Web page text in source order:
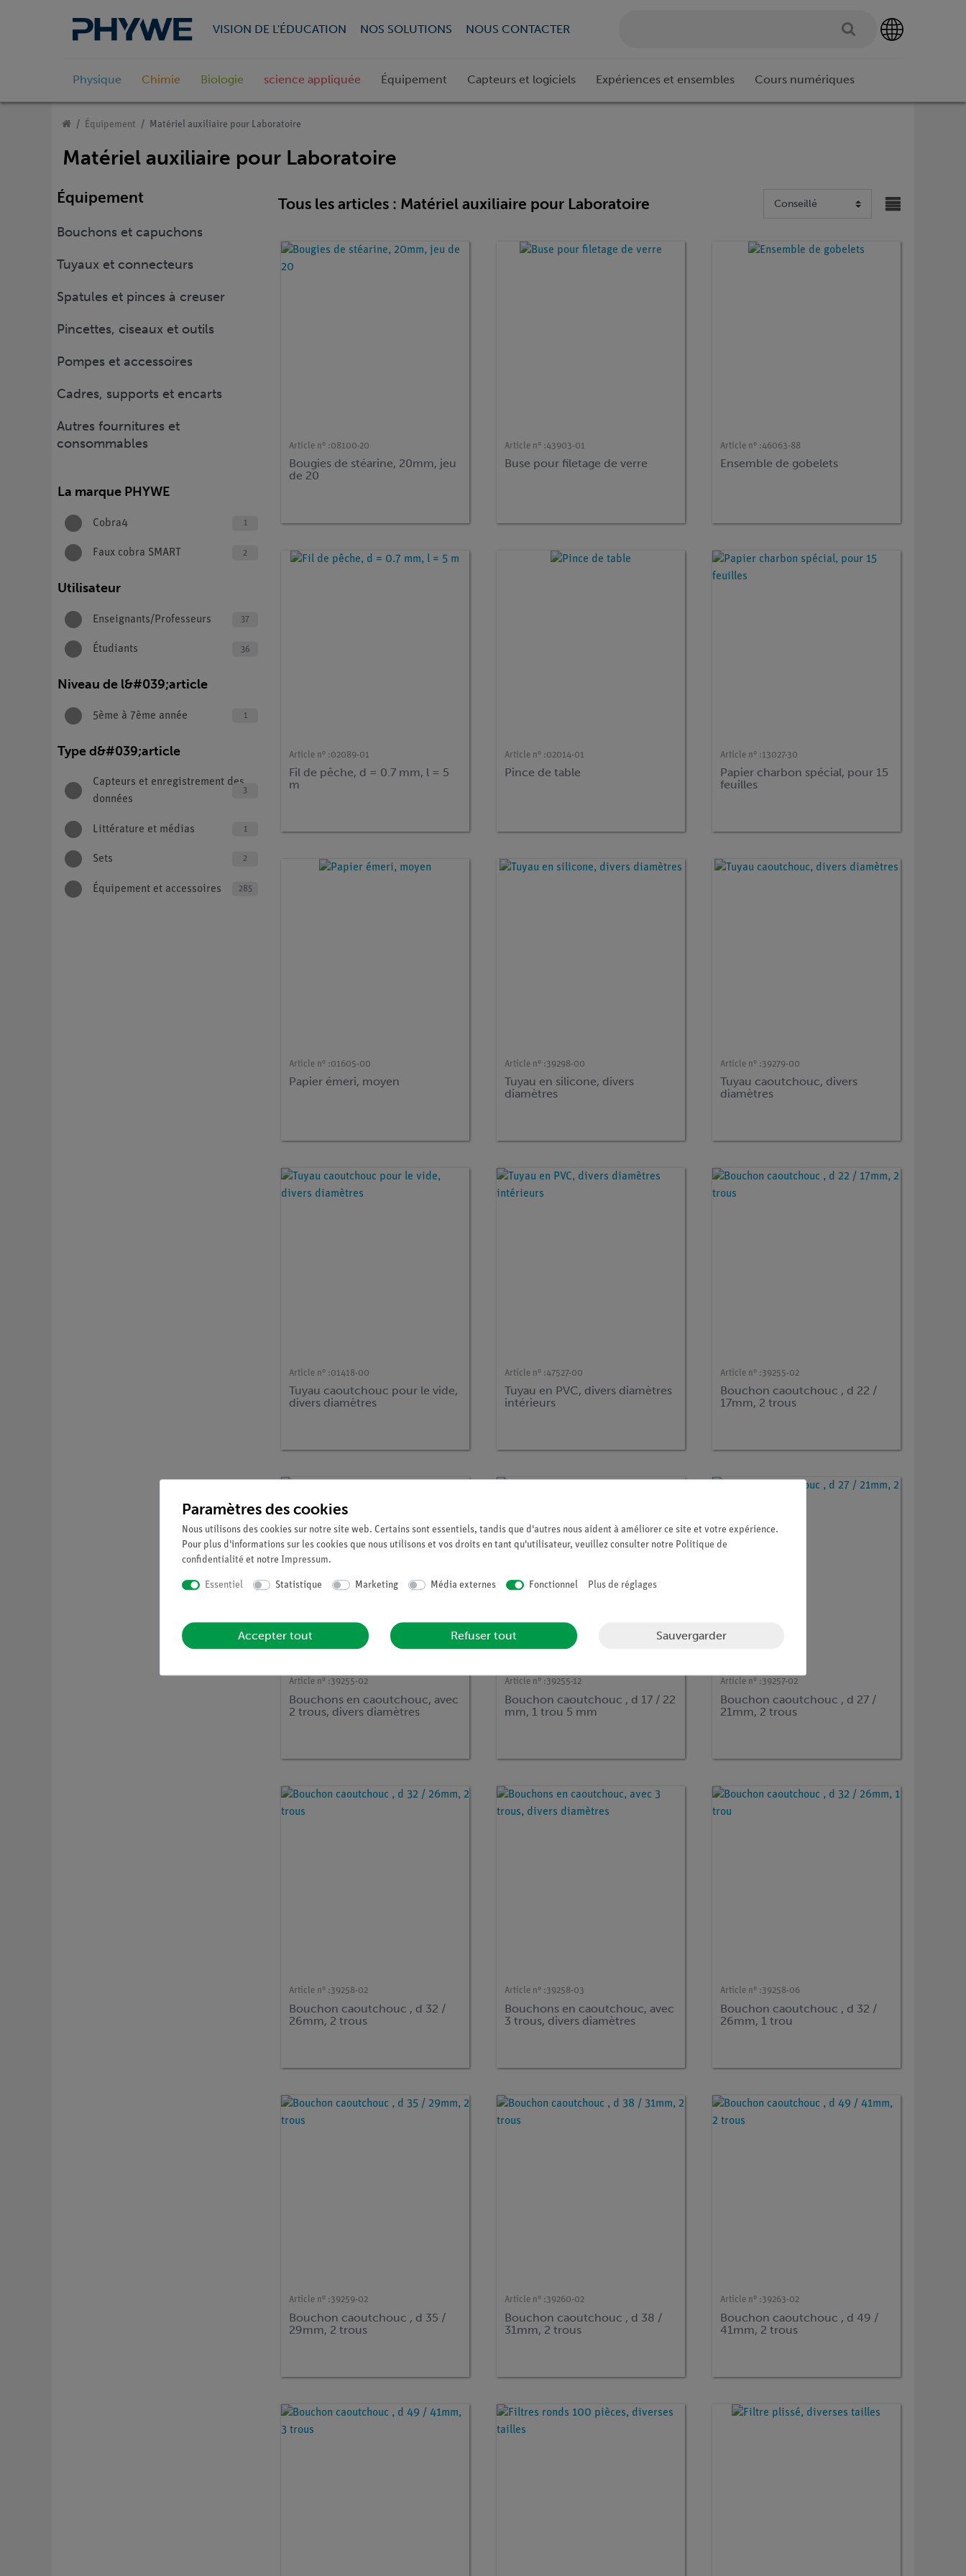
VISION DE L'ÉDUCATION NOS SOLUTIONS NOUS CONTACTER
Physique Chimie Biologie science appliquée Équipement Capteurs et logiciels Expériences et ensembles Cours numériques
Équipement Matériel auxiliaire pour Laboratoire
Matériel auxiliaire pour Laboratoire
Équipement
Bouchons et capuchons
Tuyaux et connecteurs
Spatules et pinces à creuser
Pincettes, ciseaux et outils
Pompes et accessoires
Cadres, supports et encarts
Autres fournitures et
consommables
La marque PHYWE
Cobra4 1
Faux cobra SMART 2
Utilisateur
Enseignants/Professeurs 37
Étudiants 36
Niveau de l&#039;article
5ème à 7ème année 1
Type d&#039;article
Capteurs et enregistrement des
données
3
Littérature et médias 1
Sets 2
Équipement et accessoires 285
Tous les articles : Matériel auxiliaire pour Laboratoire
Article n° :08100-20
Bougies de stéarine, 20mm, jeu
de 20
Article n° :43903-01
Buse pour filetage de verre
Article n° :46063-88
Ensemble de gobelets
Article n° :02089-01
Fil de pêche, d = 0.7 mm, l = 5
m
Article n° :02014-01
Pince de table
Article n° :13027-30
Papier charbon spécial, pour 15
feuilles
Article n° :01605-00
Papier émeri, moyen
Article n° :39298-00
Tuyau en silicone, divers
diamètres
Article n° :39279-00
Tuyau caoutchouc, divers
diamètres
Article n° :01418-00
Tuyau caoutchouc pour le vide,
divers diamètres
Article n° :47527-00
Tuyau en PVC, divers diamètres
intérieurs
Article n° :39255-02
Bouchon caoutchouc , d 22 /
17mm, 2 trous
Article n° :39255-02
Bouchons en caoutchouc, avec
2 trous, divers diamètres
Article n° :39255-12
Bouchon caoutchouc , d 17 / 22
mm, 1 trou 5 mm
Article n° :39257-02
Bouchon caoutchouc , d 27 /
21mm, 2 trous
Article n° :39258-02
Bouchon caoutchouc , d 32 /
26mm, 2 trous
Article n° :39258-03
Bouchons en caoutchouc, avec
3 trous, divers diamètres
Article n° :39258-06
Bouchon caoutchouc , d 32 /
26mm, 1 trou
Article n° :39259-02
Bouchon caoutchouc , d 35 /
29mm, 2 trous
Article n° :39260-02
Bouchon caoutchouc , d 38 /
31mm, 2 trous
Article n° :39263-02
Bouchon caoutchouc , d 49 /
41mm, 2 trous
Paramètres des cookies
Nous utilisons des cookies sur notre site web. Certains sont essentiels, tandis que d'autres nous aident à améliorer ce site et votre expérience.
Pour plus d'informations sur les cookies que nous utilisons et vos droits en tant qu'utilisateur, veuillez consulter notre Politique de
confidentialité et notre Impressum.
Essentiel Statistique Marketing Média externes Fonctionnel Plus de réglages
Accepter tout Refuser tout Sauvergarder